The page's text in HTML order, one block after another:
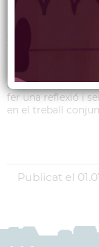
Darrerament les
d’alguns grups
temes partidistes
Creiem que
temes en lloc
convivència local i
fer una reflexió i
en el treball
Publicat el